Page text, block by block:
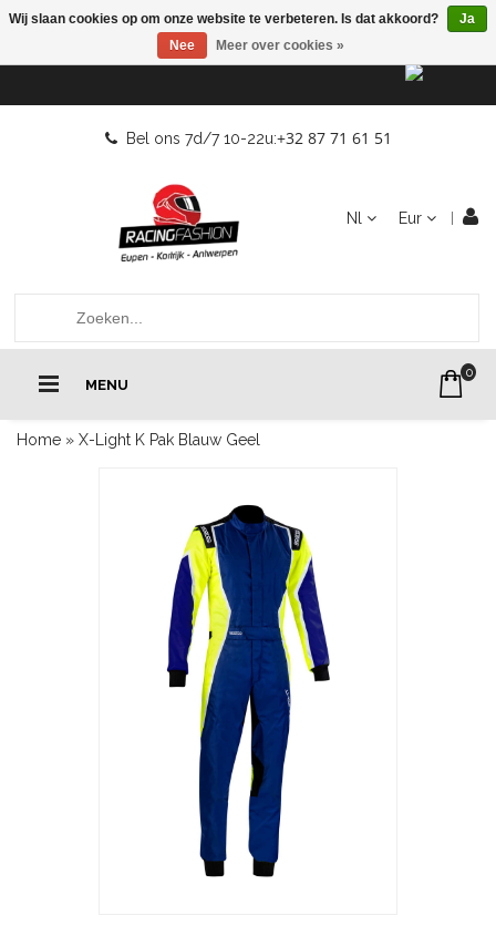
Bel ons 7d/7 10-22u:+32 87 71 61 51
Nl Eur
MENU
0
Home » X-Light K Pak Blauw Geel
Wij slaan cookies op om onze website te verbeteren. Is dat akkoord?
Ja
Nee
Meer over cookies »